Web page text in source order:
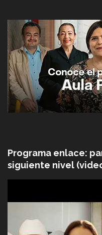
Programa enlace:
siguiente nivel